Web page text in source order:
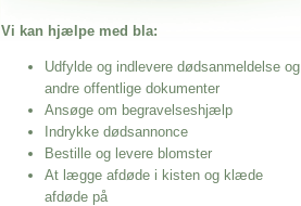
Vi kan hjælpe med bla:
Udfylde og indlevere dødsanmeldelse og
andre offentlige dokumenter
Ansøge om begravelseshjælp
Indrykke dødsannonce
Bestille og levere blomster
At lægge afdøde i kisten og klæde
afdøde på